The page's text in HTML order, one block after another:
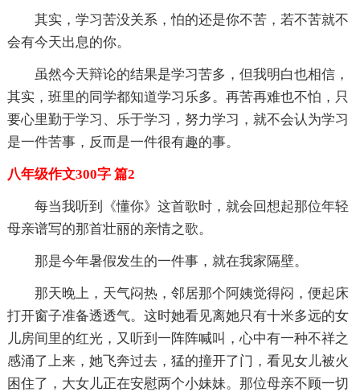
其实，学习苦没关系，怕的还是你不苦，若不苦就不
会有今天出息的你。
虽然今天辩论的结果是学习苦多，但我明白也相信，
其实，班里的同学都知道学习乐多。再苦再难也不怕，只
要心里勤于学习、乐于学习，努力学习，就不会认为学习
是一件苦事，反而是一件很有趣的事。
八年级作文300字 篇2
每当我听到《懂你》这首歌时，就会回想起那位年轻
母亲谱写的那首壮丽的亲情之歌。
那是今年暑假发生的一件事，就在我家隔壁。
那天晚上，天气闷热，邻居那个阿姨觉得闷，便起床
打开窗子准备透透气。这时她看见离她只有十米多远的女
儿房间里的红光，又听到一阵阵喊叫，心中有一种不祥之
感涌了上来，她飞奔过去，猛的撞开了门，看见女儿被火
困住了，大女儿正在安慰两个小妹妹。那位母亲不顾一切